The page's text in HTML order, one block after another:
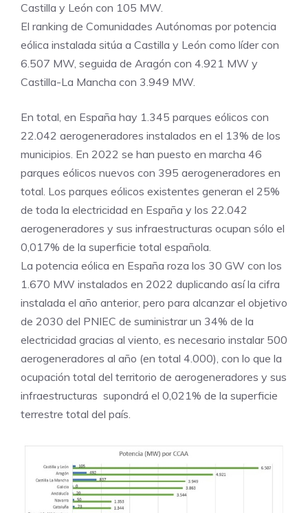
Castilla y León con 105 MW.
El ranking de Comunidades Autónomas por potencia
eólica instalada sitúa a Castilla y León como líder con
6.507 MW, seguida de Aragón con 4.921 MW y
Castilla-La Mancha con 3.949 MW.
En total, en España hay 1.345 parques eólicos con
22.042 aerogeneradores instalados en el 13% de los
municipios. En 2022 se han puesto en marcha 46
parques eólicos nuevos con 395 aerogeneradores en
total. Los parques eólicos existentes generan el 25%
de toda la electricidad en España y los 22.042
aerogeneradores y sus infraestructuras ocupan sólo el
0,017% de la superficie total española.
La potencia eólica en España roza los 30 GW con los
1.670 MW instalados en 2022 duplicando así la cifra
instalada el año anterior, pero para alcanzar el objetivo
de 2030 del PNIEC de suministrar un 34% de la
electricidad gracias al viento, es necesario instalar 500
aerogeneradores al año (en total 4.000), con lo que la
ocupación total del territorio de aerogeneradores y sus
infraestructuras supondrá el 0,021% de la superficie
terrestre total del país.